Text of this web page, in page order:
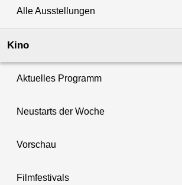
Alle Ausstellungen
Kino
Aktuelles Programm
Neustarts der Woche
Vorschau
Filmfestivals